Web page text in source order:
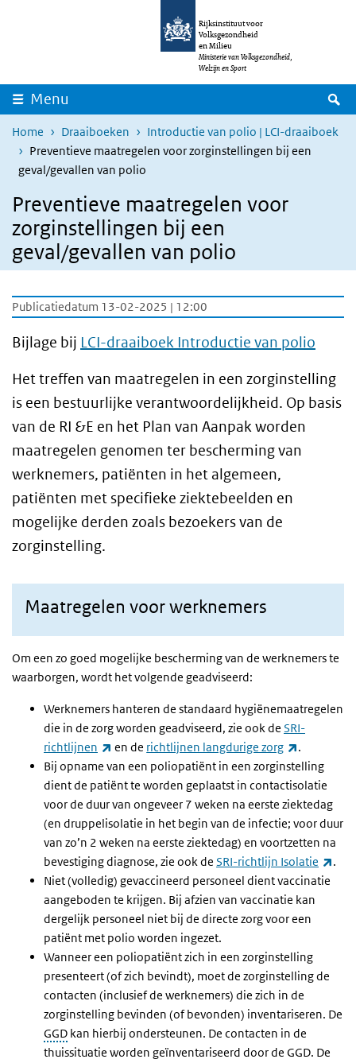
Overslaan en naar de inhoud gaan
Rijksinstituut voor
Volksgezondheid
en Milieu
Ministerie van Volksgezondheid,
Welzijn en Sport
Menu
Home Draaiboeken
Introductie van polio | LCI-draaiboek
Preventieve maatregelen voor zorginstellingen bij een
geval/gevallen van polio
Preventieve maatregelen voor
zorginstellingen bij een
geval/gevallen van polio
Publicatiedatum 13-02-2025 | 12:00
Bijlage bij LCI-draaiboek Introductie van polio
Het treffen van maatregelen in een zorginstelling
is een bestuurlijke verantwoordelijkheid. Op basis
van de RI &E en het Plan van Aanpak worden
maatregelen genomen ter bescherming van
werknemers, patiënten in het algemeen,
patiënten met specifieke ziektebeelden en
mogelijke derden zoals bezoekers van de
zorginstelling.
Maatregelen voor werknemers
Om een zo goed mogelijke bescherming van de werknemers te
waarborgen, wordt het volgende geadviseerd:
Werknemers hanteren de standaard hygiënemaatregelen
die in de zorg worden geadviseerd, zie ook de SRI-
richtlijnen
(externe link)
en de richtlijnen langdurige zorg (externe
.
Bij opname van een poliopatiënt in een zorginstelling
dient de patiënt te worden geplaatst in contactisolatie
voor de duur van ongeveer 7 weken na eerste ziektedag
(en druppelisolatie in het begin van de infectie; voor duur
van zo’n 2 weken na eerste ziektedag) en voortzetten na
bevestiging diagnose, zie ook de SRI-richtlijn Isolatie
.
Niet (volledig) gevaccineerd personeel dient vaccinatie
aangeboden te krijgen. Bij afzien van vaccinatie kan
dergelijk personeel niet bij de directe zorg voor een
patiënt met polio worden ingezet.
Wanneer een poliopatiënt zich in een zorginstelling
presenteert (of zich bevindt), moet de zorginstelling de
contacten (inclusief de werknemers) die zich in de
zorginstelling bevinden (of bevonden) inventariseren. De
GGD kan hierbij ondersteunen. De contacten in de
thuissituatie worden geïnventariseerd door de GGD. De